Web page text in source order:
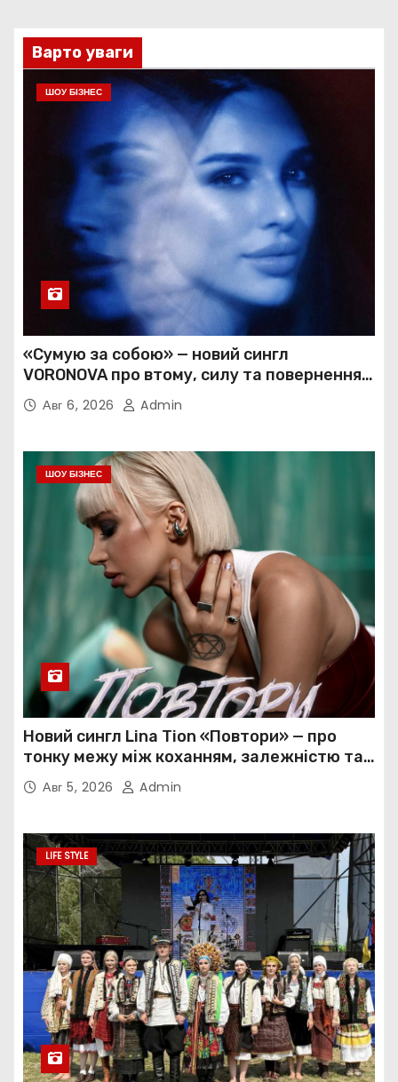
Варто уваги
ШОУ БІЗНЕС
«Сумую за собою» — новий сингл
VORONOVA про втому, силу та повернення
до себе
Авг 6, 2026 Admin
ШОУ БІЗНЕС
Новий сингл Lina Tion «Повтори» — про
тонку межу між коханням, залежністю та
нав’язливою прив’язаністю
Авг 5, 2026 Admin
LIFE STYLE